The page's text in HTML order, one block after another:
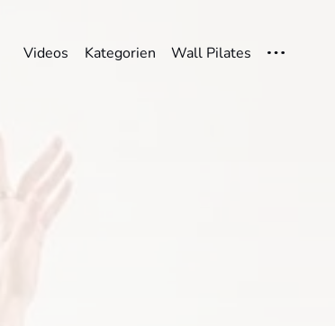
Videos Kategorien Wall Pilates